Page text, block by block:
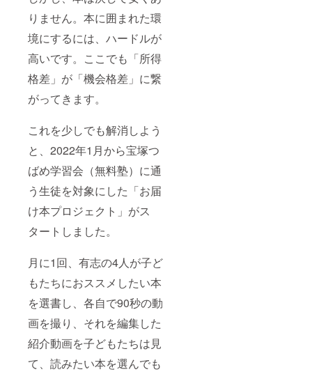
りません。本に囲まれた環
境にするには、ハードルが
高いです。ここでも「所得
格差」が「機会格差」に繋
がってきます。
これを少しでも解消しよう
と、2022年1月から宝塚つ
ばめ学習会（無料塾）に通
う生徒を対象にした「お届
け本プロジェクト」がス
タートしました。
月に1回、有志の4人が子ど
もたちにおススメしたい本
を選書し、各自で90秒の動
画を撮り、それを編集した
紹介動画を子どもたちは見
て、読みたい本を選んでも